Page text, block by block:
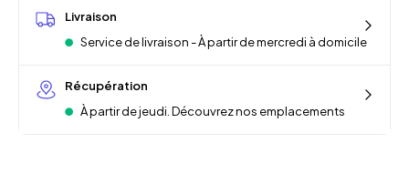
Livraison
Service de livraison - À partir de mercredi à domicile
Récupération
À partir de jeudi. Découvrez nos emplacements